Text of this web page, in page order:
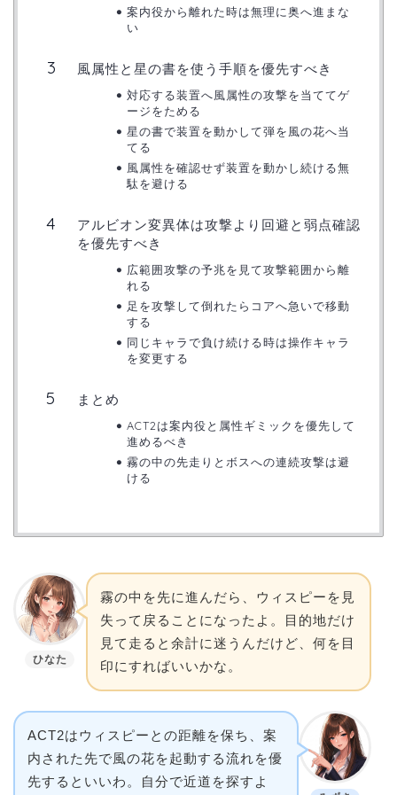
案内役から離れた時は無理に奥へ進まな
い
風属性と星の書を使う手順を優先すべき
対応する装置へ風属性の攻撃を当ててゲ
ージをためる
星の書で装置を動かして弾を風の花へ当
てる
風属性を確認せず装置を動かし続ける無
駄を避ける
アルビオン変異体は攻撃より回避と弱点確認
を優先すべき
広範囲攻撃の予兆を見て攻撃範囲から離
れる
足を攻撃して倒れたらコアへ急いで移動
する
同じキャラで負け続ける時は操作キャラ
を変更する
まとめ
ACT2は案内役と属性ギミックを優先して
進めるべき
霧の中の先走りとボスへの連続攻撃は避
ける
ひなた
霧の中を先に進んだら、ウィスピーを見
失って戻ることになったよ。目的地だけ
見て走ると余計に迷うんだけど、何を目
印にすればいいかな。
ACT2はウィスピーとの距離を保ち、案
内された先で風の花を起動する流れを優
先するといいわ。自分で近道を探すよ